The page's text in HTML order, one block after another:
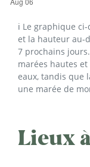
ℹ️ Le graphique
et la hauteur au-
7 prochains
marées hautes
eaux, tandis que
une marée de
Lieux